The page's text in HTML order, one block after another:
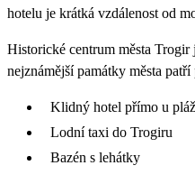
hotelu je krátká vzdálenost od
Historické centrum města
nejznámější památky města
Klidný hotel přímo u
Lodní taxi do Trogiru
Bazén s lehátky